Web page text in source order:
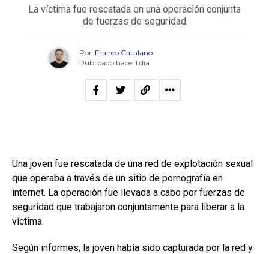
La víctima fue rescatada en una operación conjunta
de fuerzas de seguridad
Por Franco Catalano
Publicado hace 1 día
Una joven fue rescatada de una red de explotación sexual
que operaba a través de un sitio de pornografía en
internet. La operación fue llevada a cabo por fuerzas de
seguridad que trabajaron conjuntamente para liberar a la
víctima.
Según informes, la joven había sido capturada por la red y